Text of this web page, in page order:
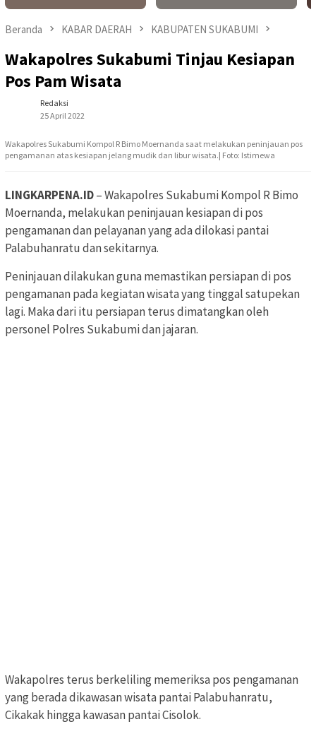
Beranda KABAR DAERAH KABUPATEN SUKABUMI
Wakapolres Sukabumi Tinjau Kesiapan
Pos Pam Wisata
Redaksi
25 April 2022
Wakapolres Sukabumi Kompol R Bimo Moernanda saat melakukan peninjauan pos
pengamanan atas kesiapan jelang mudik dan libur wisata.| Foto: Istimewa
LINGKARPENA.ID– Wakapolres Sukabumi Kompol R Bimo
Moernanda, melakukan peninjauan kesiapan di pos
pengamanan dan pelayanan yang ada dilokasi pantai
Palabuhanratu dan sekitarnya.
Peninjauan dilakukan guna memastikan persiapan di pos
pengamanan pada kegiatan wisata yang tinggal satupekan
lagi. Maka dari itu persiapan terus dimatangkan oleh
personel Polres Sukabumi dan jajaran.
Wakapolres terus berkeliling memeriksa pos pengamanan
yang berada dikawasan wisata pantai Palabuhanratu,
Cikakak hingga kawasan pantai Cisolok.